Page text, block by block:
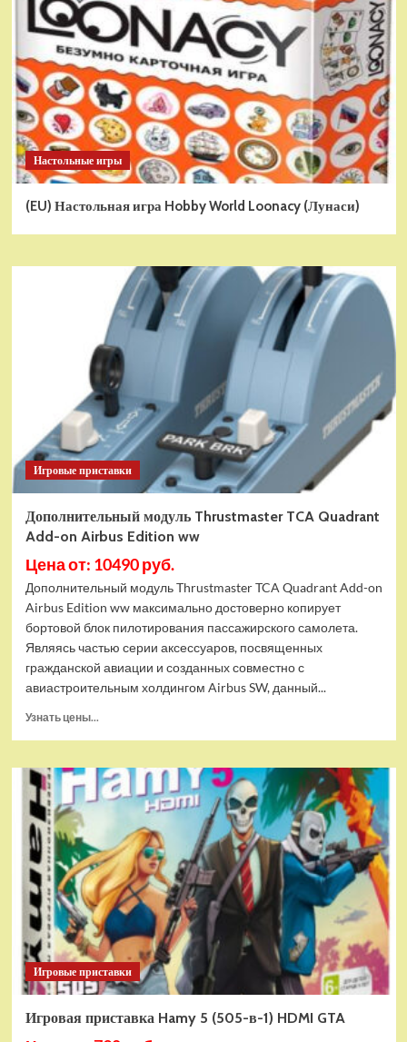
Настольные игры
(EU) Настольная игра Hobby World Loonacy (Лунаси)
Игровые приставки
Дополнительный модуль Thrustmaster TCA Quadrant
Add-on Airbus Edition ww
Цена от: 10490 руб.
Дополнительный модуль Thrustmaster TCA Quadrant Add-on
Airbus Edition ww максимально достоверно копирует
бортовой блок пилотирования пассажирского самолета.
Являясь частью серии аксессуаров, посвященных
гражданской авиации и созданных совместно с
авиастроительным холдингом Airbus SW, данный...
Узнать цены...
Дополнительный
модуль
Thrustmaster
Quadrant
Add-
on
Airbus
Edition
ww
Игровые приставки
Игровая приставка Hamy 5 (505-в-1) HDMI GTA